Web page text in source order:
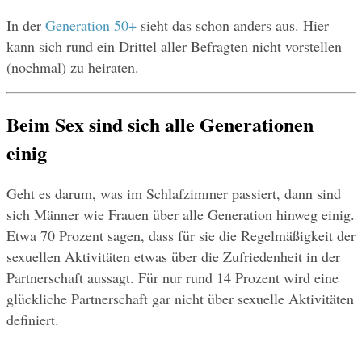
In der Generation 50+ sieht das schon anders aus. Hier
kann sich rund ein Drittel aller Befragten nicht vorstellen
(nochmal) zu heiraten.
Beim Sex sind sich alle Generationen
einig
Geht es darum, was im Schlafzimmer passiert, dann sind
sich Männer wie Frauen über alle Generation hinweg einig.
Etwa 70 Prozent sagen, dass für sie die Regelmäßigkeit der
sexuellen Aktivitäten etwas über die Zufriedenheit in der
Partnerschaft aussagt. Für nur rund 14 Prozent wird eine
glückliche Partnerschaft gar nicht über sexuelle Aktivitäten
definiert.